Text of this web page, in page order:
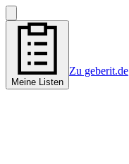
Meine Listen
Zu geberit.de